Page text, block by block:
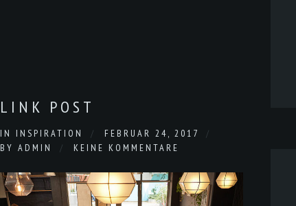
LINK POST
IN INSPIRATION
FEBRUAR 24, 2017
BYADMIN KEINE KOMMENTARE